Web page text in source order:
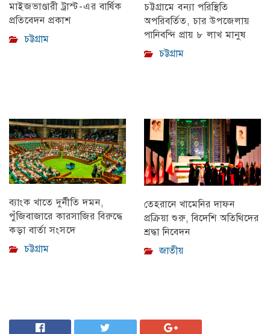
মাইজভাণ্ডারী ট্রাস্ট-এর বার্ষিক
প্রতিবেদন প্রকাশ
চট্টগ্রাম
চট্টগ্রামে বন্যা পরিস্থিতি
অপরিবর্তিত, চার উপজেলায়
পানিবন্দি প্রায় ৮ লাখ মানুষ
চট্টগ্রাম
ব্যাংক খাতে দুর্নীতি দমন,
পুঁজিবাজারে কারসাজির বিরুদ্ধে
কড়া বার্তা সংসদে
চট্টগ্রাম
তেহরানে খামেনির দাফন
প্রক্রিয়া শুরু, বিদেশি অতিথিদের
শ্রদ্ধা নিবেদন
জাতীয়